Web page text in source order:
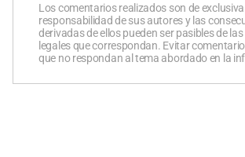
Los comentarios realizados son de exclusiva
responsabilidad de sus autores y las
derivadas de ellos pueden ser pasibles de
legales que correspondan. Evitar
que no respondan al tema abordado en la